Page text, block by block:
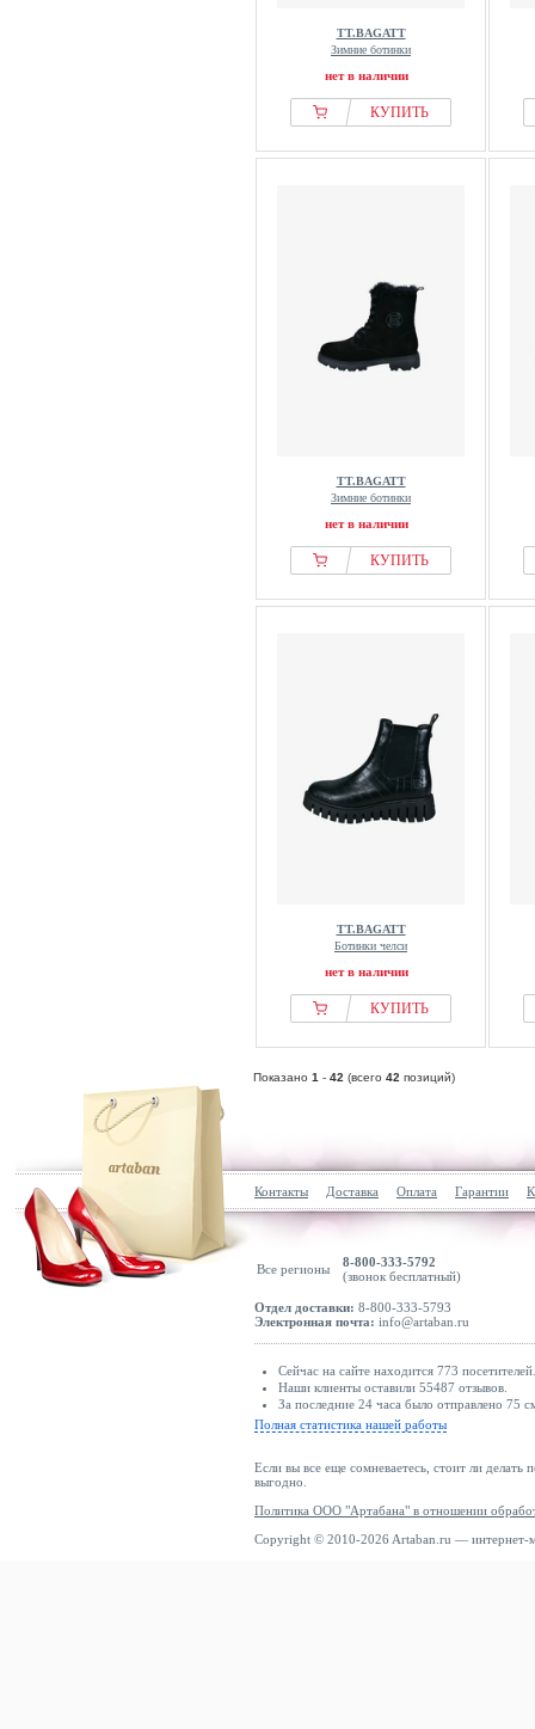
TT.BAGATT
Зимние ботинки
нет в наличии
КУПИТЬ
TT.BAGATT
Зимние ботинки
нет в наличии
КУПИТЬ
TT.BAGATT
Ботинки челси
нет в наличии
КУПИТЬ
Показано 1 - 42 (всего 42 позиций)
Контакты Доставка Оплата Гарантии
Все регионы
8-800-333-5792
(звонок бесплатный)
Отдел доставки: 8-800-333-5793
Электронная почта: info@artaban.ru
Сейчас на сайте находится 773 посетителей.
Наши клиенты оставили 55487 отзывов.
За последние 24 часа было отправлено 75
Полная статистика нашей работы
Если вы все еще сомневаетесь, стоит ли делать
выгодно.
Политика ООО "Артабана" в отношении
Copyright © 2010-2026 Artaban.ru — интернет-